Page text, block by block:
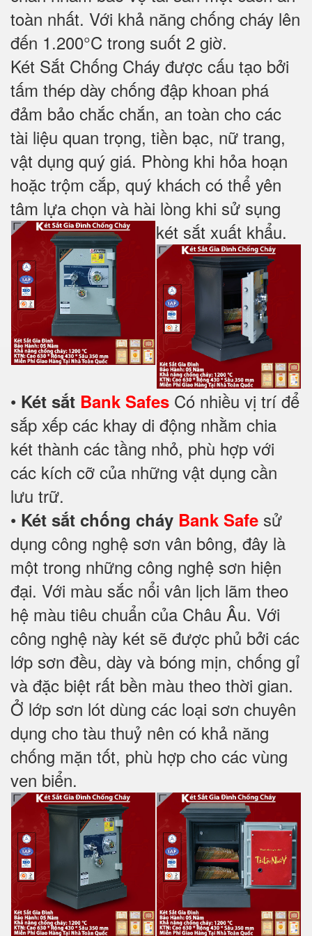
toàn nhất. Với khả năng chống cháy lên
đến 1.200°C trong suốt 2 giờ.
Két Sắt Chống Cháy được cấu tạo bởi
tấm thép dày chống đập khoan phá
đảm bảo chắc chắn, an toàn cho các
tài liệu quan trọng, tiền bạc, nữ trang,
vật dụng quý giá. Phòng khi hỏa hoạn
hoặc trộm cắp, quý khách có thể yên
tâm lựa chọn và hài lòng khi sử sụng
két sắt xuất khẩu.
• Két sắt Bank Safes Có nhiều vị trí để
sắp xếp các khay di động nhằm chia
két thành các tầng nhỏ, phù hợp với
các kích cỡ của những vật dụng cần
lưu trữ.
• Két sắt chống cháy Bank Safe sử
dụng công nghệ sơn vân bông, đây là
một trong những công nghệ sơn hiện
đại. Với màu sắc nổi vân lịch lãm theo
hệ màu tiêu chuẩn của Châu Âu. Với
công nghệ này két sẽ được phủ bởi các
lớp sơn đều, dày và bóng mịn, chống gỉ
và đặc biệt rất bền màu theo thời gian.
Ở lớp sơn lót dùng các loại sơn chuyên
dụng cho tàu thuỷ nên có khả năng
chống mặn tốt, phù hợp cho các vùng
ven biển.